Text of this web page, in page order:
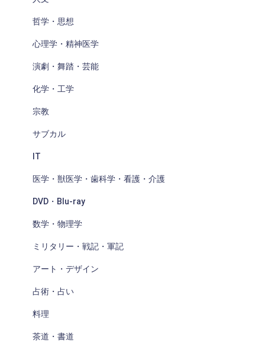
哲学・思想
心理学・精神医学
演劇・舞踏・芸能
化学・工学
宗教
サブカル
IT
医学・獣医学・歯科学・看護・介護
DVD・Blu-ray
数学・物理学
ミリタリー・戦記・軍記
アート・デザイン
占術・占い
料理
茶道・書道